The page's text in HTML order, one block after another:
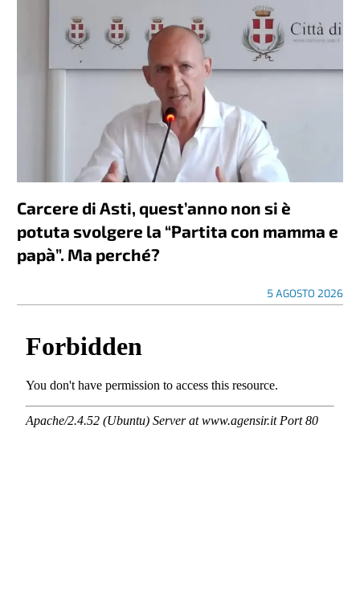
Carcere di Asti, quest’anno non si è
potuta svolgere la “Partita con mamma e
papà”. Ma perché?
5 AGOSTO 2026